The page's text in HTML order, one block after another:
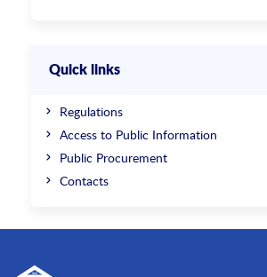
Quick links
Regulations
Access to Public Information
Public Procurement
Contacts